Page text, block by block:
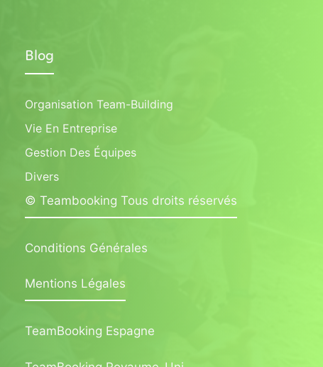
Blog
Organisation Team-Building
Vie En Entreprise
Gestion Des Équipes
Divers
© Teambooking Tous droits réservés
Conditions Générales
Mentions Légales
TeamBooking Espagne